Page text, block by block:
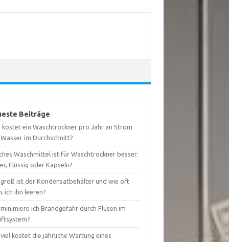
Beiträge
kostet ein Waschtrockner pro Jahr an Strom
im Durchschnitt?
Waschmittel ist für Waschtrockner besser:
Flüssig oder Kapseln?
groß ist der Kondensatbehälter und wie oft
ich ihn leeren?
ich Brandgefahr durch Flusen im
kostet die jährliche Wartung eines